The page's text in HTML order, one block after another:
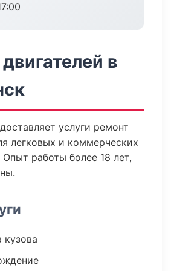
в
услуги ремонт
легковых и коммерческих
работы более 18 лет,
кузова